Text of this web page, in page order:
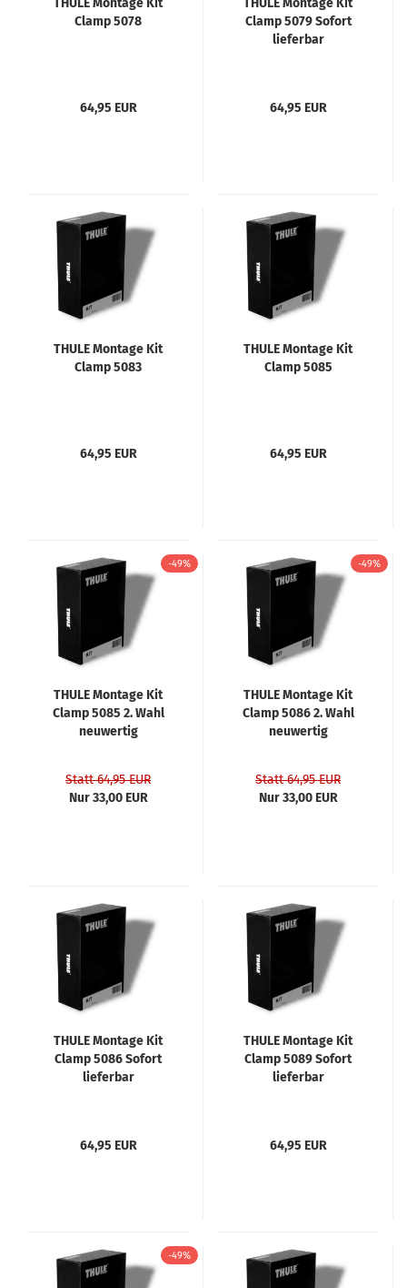
THULE Montage Kit
Clamp 5078
64,95 EUR
THULE Montage Kit
Clamp 5079 Sofort
lieferbar
64,95 EUR
THULE Montage Kit
Clamp 5083
64,95 EUR
THULE Montage Kit
Clamp 5085
64,95 EUR
-49%
THULE Montage Kit
Clamp 5085 2. Wahl
neuwertig
Statt 64,95 EUR
Nur 33,00 EUR
-49%
THULE Montage Kit
Clamp 5086 2. Wahl
neuwertig
Statt 64,95 EUR
Nur 33,00 EUR
THULE Montage Kit
Clamp 5086 Sofort
lieferbar
64,95 EUR
THULE Montage Kit
Clamp 5089 Sofort
lieferbar
64,95 EUR
-49%